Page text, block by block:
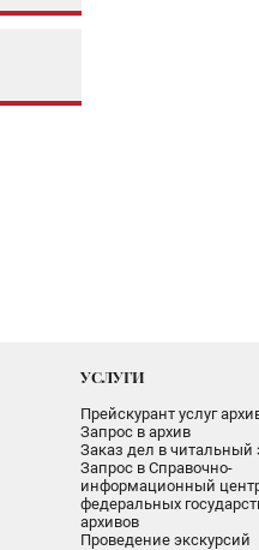
УСЛУГИ
Прейскурант услуг
Запрос в архив
Заказ дел в читальный
Запрос в Справочно-
информационный
федеральных
архивов
Проведение экскурсий